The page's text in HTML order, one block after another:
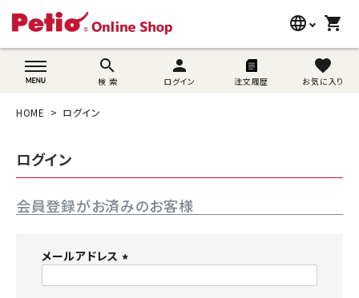
language
wovn-lang-name
shopping_cart
search
検 索
person
ログイン 注文履歴
favorite
お気に入り
search
うさぎ用品
ブランド別に探す
目的別に探す
SNS
HOME ログイン
ログイン
会員登録がお済みのお客様
メールアドレス